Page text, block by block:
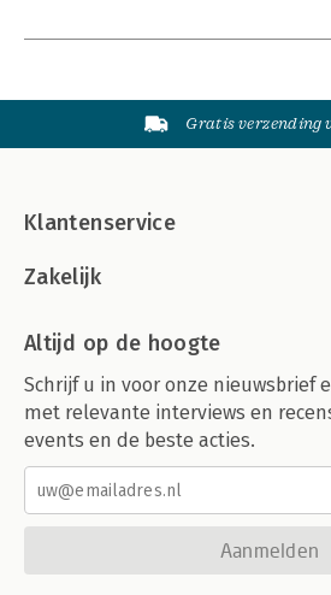
Gratis verzending
Klantenservice
Zakelijk
Altijd op de hoogte
Schrijf u in voor onze nieuwsbrief
met relevante interviews en
events en de beste acties.
Aanmelden